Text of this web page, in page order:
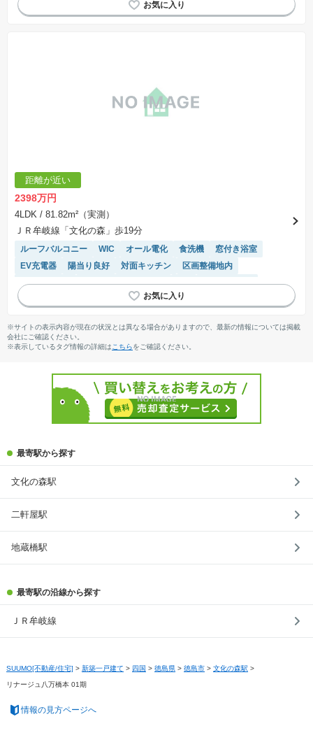
距離が近い
2398万円
4LDK / 81.82m²（実測）
ＪＲ牟岐線「文化の森」歩19分
ルーフバルコニー WIC オール電化 食洗機
窓付き浴室
EV充電器
陽当り良好 対面キッチン
区画整備地内
温水洗浄便座
IHクッキングヒーター SIC
バリアフリー
平坦地
浴室乾燥機
システムキッチン
※サイトの表示内容が現在の状況とは異なる場合がありますので、最新の情報については掲載
会社にご確認ください。
※表示しているタグ情報の詳細は こちらをご確認ください。
最寄駅から探す
文化の森駅
二軒屋駅
地蔵橋駅
最寄駅の沿線から探す
ＪＲ牟岐線
SUUMO[不動産/住宅] > 新築一戸建て > 四国 > 徳島県 > 徳島市 > 文化の森駅 >
リナージュ八万橋本 01期
情報の見方ページへ